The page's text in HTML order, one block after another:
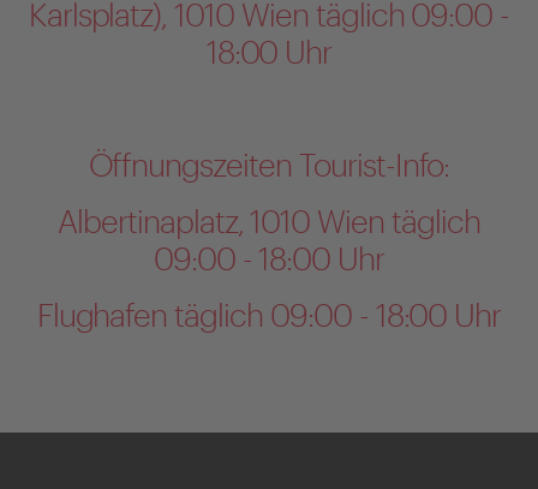
Karlsplatz), 1010 Wien täglich 09:00 -
18:00 Uhr
Öffnungszeiten Tourist-Info:
Albertinaplatz, 1010 Wien täglich
09:00 - 18:00 Uhr
Flughafen täglich 09:00 - 18:00 Uhr